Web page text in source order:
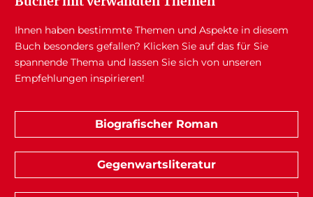
Ihnen haben bestimmte Themen und Aspekte in diesem
Buch besonders gefallen? Klicken Sie auf das für Sie
spannende Thema und lassen Sie sich von unseren
Empfehlungen inspirieren!
Biografischer Roman
Gegenwartsliteratur